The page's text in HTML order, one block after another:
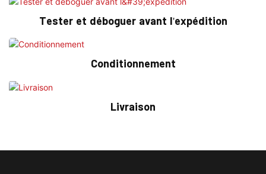
Tester et déboguer avant l'expédition
Conditionnement
Livraison